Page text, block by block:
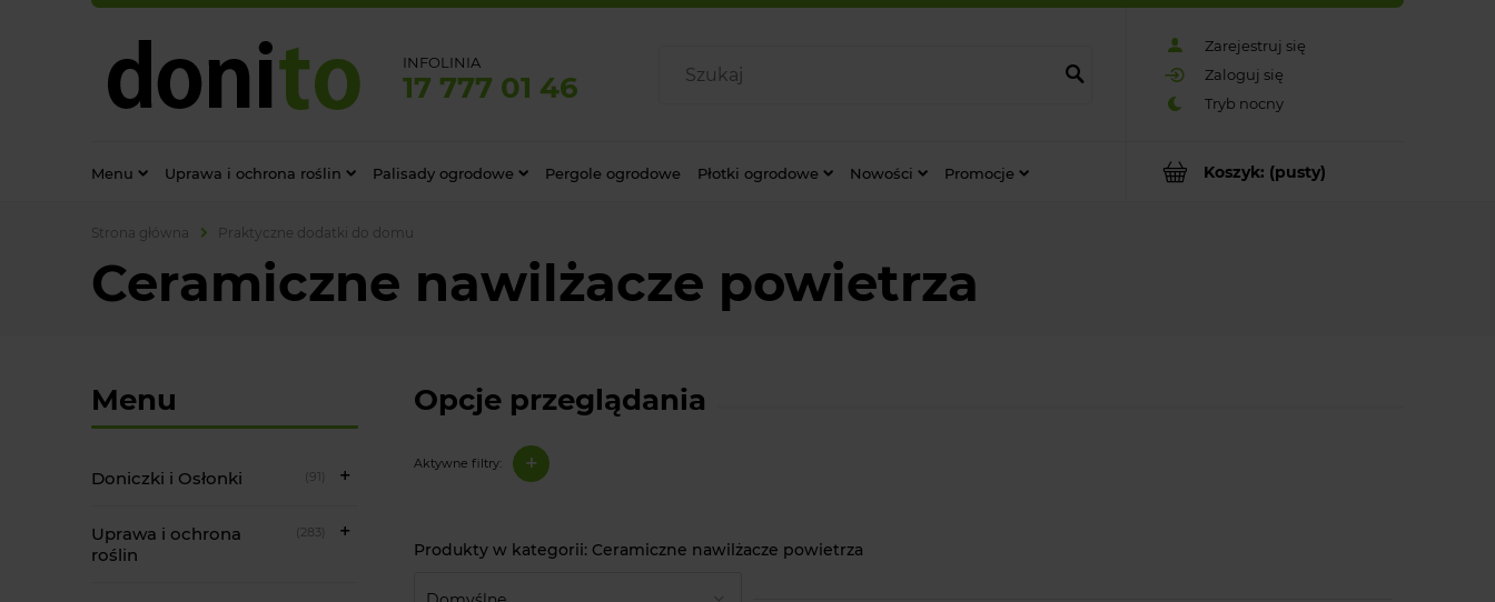
Zarejestruj się
Zaloguj się
INFOLINIA
17 777 01 46
Koszyk: (pusty)
Menu Uprawa i ochrona roślin Palisady ogrodowe Pergole ogrodowe Płotki ogrodowe Nowości Promocje
Strona główna Praktyczne dodatki do domu
Ceramiczne nawilżacze powietrza
Menu
Doniczki i Osłonki (91)
Uprawa i ochrona
roślin
(283)
Opcje przeglądania
Aktywne filtry: +
Ceramiczne nawilżacze powietrza